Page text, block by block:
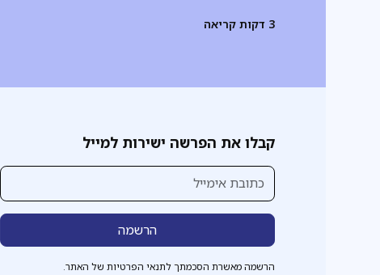
3 דקות קריאה
קבלו את הפרשה ישירות למייל
הרשמה מאשרת הסכמתך לתנאי הפרטיות של האתר.